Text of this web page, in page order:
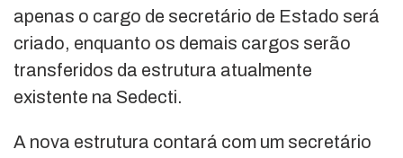
apenas o cargo de secretário de Estado será
criado, enquanto os demais cargos serão
transferidos da estrutura atualmente
existente na Sedecti.
A nova estrutura contará com um secretário